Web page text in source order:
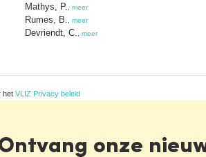
Mathys, P. meer
Rumes, B. meer
Devriendt, C. meer
het VLIZ Privacy beleid
onze